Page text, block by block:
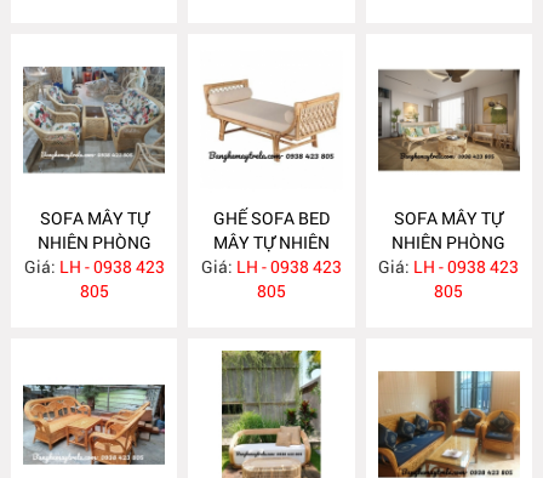
SOFA MÂY TỰ
NHIÊN PHÒNG
KHÁCH MA620
Giá: LH - 0938 423
805
GHẾ SOFA BED
MÂY TỰ NHIÊN
MA615
Giá: LH - 0938 423
805
SOFA MÂY TỰ
NHIÊN PHÒNG
KHÁCH MA612
Giá: LH - 0938 423
805